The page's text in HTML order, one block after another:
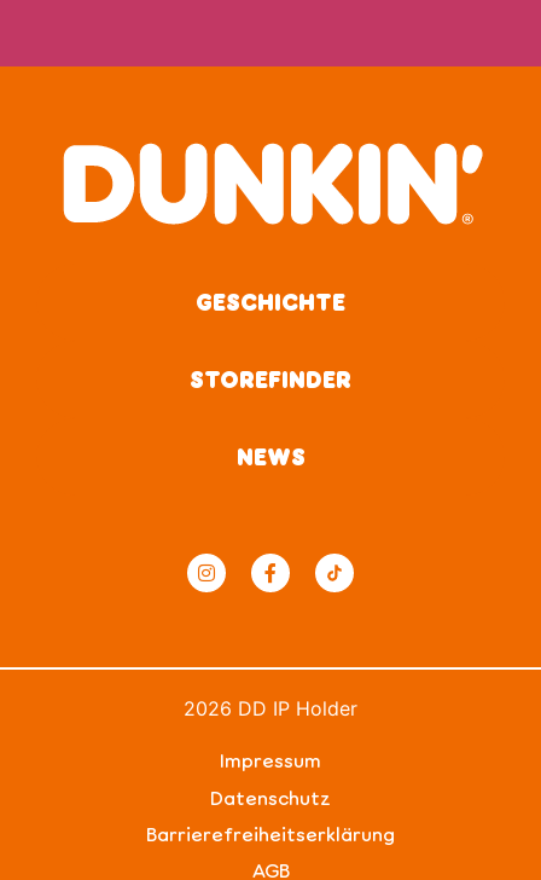
GESCHICHTE
STOREFINDER
NEWS
2026 DD IP Holder
Impressum
Datenschutz
Barrierefreiheitserklärung
AGB